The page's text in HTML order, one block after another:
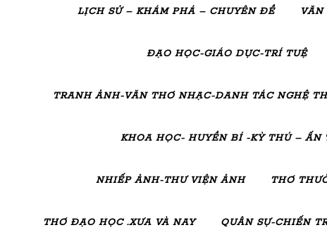
LỊCH SỬ – KHÁM PHÁ – CHUYÊN ĐỀ
ĐẠO HỌC-GIÁO DỤC-TRÍ TUỆ
TRANH ẢNH-VĂN THƠ NHẠC-DANH TÁC NGHỆ
KHOA HỌC- HUYỀN BÍ -KỲ THÚ – ẤN
NHIẾP ẢNH-THƯ VIỆN ẢNH THƠ
THƠ ĐẠO HỌC .XƯA VÀ NAY QUÂN SỰ-CHIẾN